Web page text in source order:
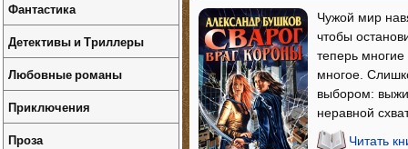
Чужой мир
чтобы
теперь
многое.
выбором:
неравной
Читать
Фантастика
Детективы и Триллеры
Любовные романы
Приключения
Проза